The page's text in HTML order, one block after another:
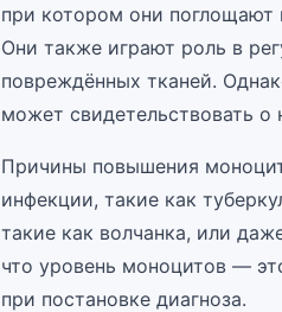
при котором они поглощают
Они также играют роль в
повреждённых тканей.
может свидетельствовать
Причины повышения
инфекции, такие как
такие как волчанка, или
что уровень моноцитов —
при постановке диагноза.